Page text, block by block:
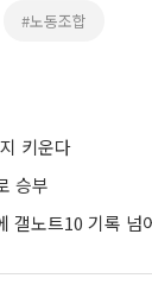
#노동조합
키운다
승부
갤노트10 기록 넘